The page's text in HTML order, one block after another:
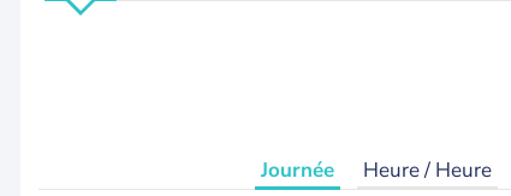
Journée Heure / Heure